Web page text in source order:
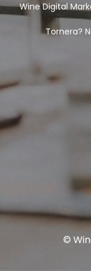
Wine Digital
Tornera?
©